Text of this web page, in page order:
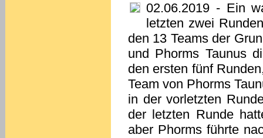
02.06.2019 - Ein
letzten zwei
den 13 Teams der
und Phorms Taunus
den ersten fünf
Team von Phorms
in der vorletzten
der letzten Runde
aber Phorms führte